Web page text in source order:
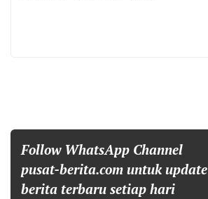
Follow WhatsApp Channel
pusat-berita.com untuk update
berita terbaru setiap hari